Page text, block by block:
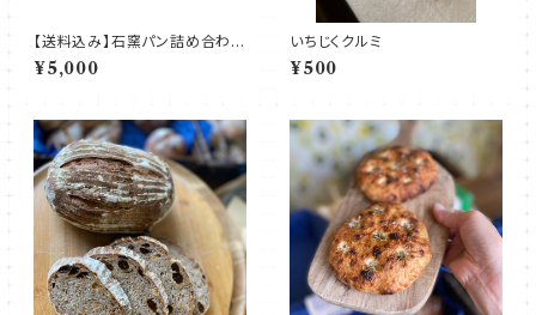
【送料込み】石窯パン詰め合わせ
80
¥5,000
いちじくクルミ
¥500